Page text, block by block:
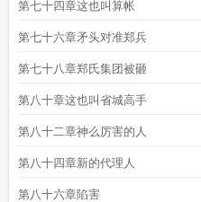
第七十四章这也叫算帐
第七十六章矛头对准郑兵
第七十八章郑氏集团被砸
第八十章这也叫省城高手
第八十二章神么厉害的人
第八十四章新的代理人
第八十六章陷害